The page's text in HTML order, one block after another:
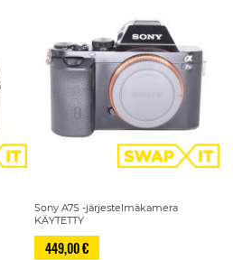
Sony A7S -järjestelmäkamera
KÄYTETTY
449,00 €